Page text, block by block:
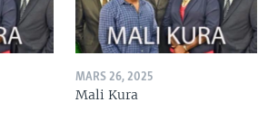
MARS 26, 2025
Mali Kura